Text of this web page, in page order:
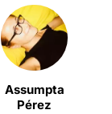
Assumpta
Pérez